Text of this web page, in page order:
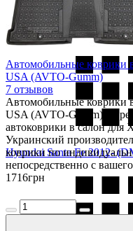
Hyundai Santa Fe 2006-
Hyundai Santa Fe 2012-
Автомобильные коврики
USA (AVTO-Gumm)
7 отзывов
Автомобильные коврики
USA (AVTO-Gumm) —
автоковрики в салон для
Украинский
коврики по
непосредственно с
1716грн